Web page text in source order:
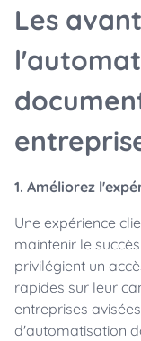
Les
1. Améliorez
Une expérience
maintenir le
privilégient un
rapides sur leur
entreprises
d'automatisation